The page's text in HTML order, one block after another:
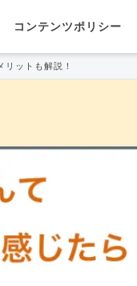
コンテンツポリシー
ットも解説！